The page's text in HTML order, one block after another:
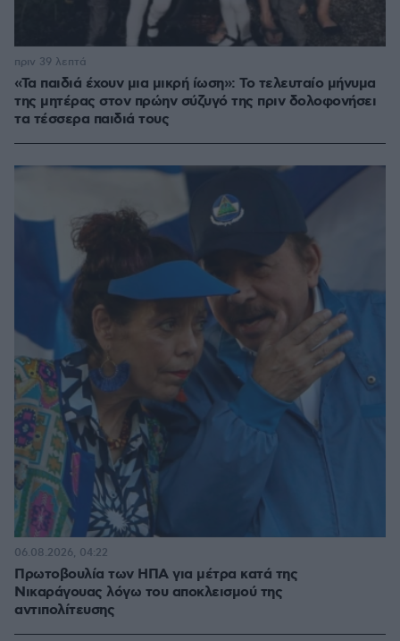
«Τα παιδιά έχουν μια μικρή ίωση»: Το τελευταίο μήνυμα
της μητέρας στον πρώην σύζυγό της πριν δολοφονήσει
τα τέσσερα παιδιά τους
πριν 39 λεπτά
Πρωτοβουλία των ΗΠΑ για μέτρα κατά της
Νικαράγουας λόγω του αποκλεισμού της
αντιπολίτευσης
06.08.2026, 04:22